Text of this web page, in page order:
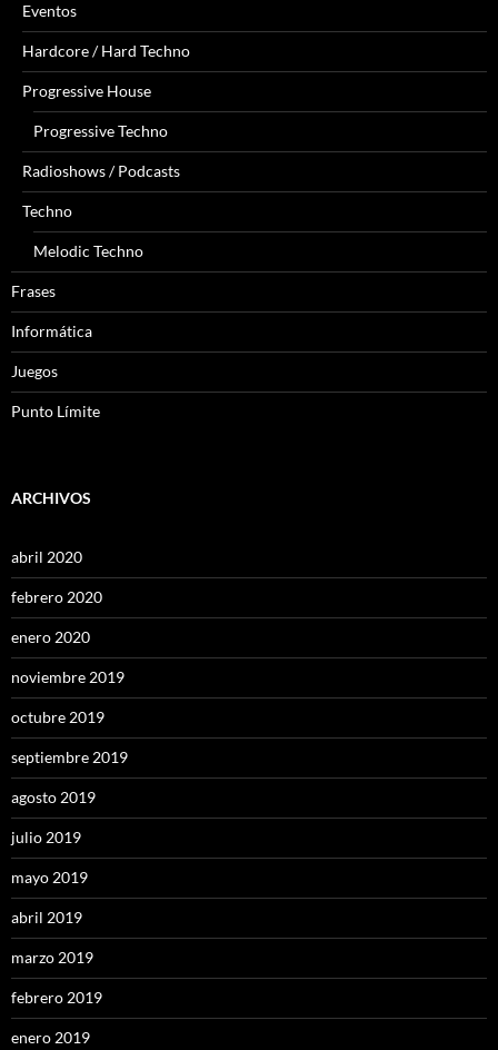
Eventos
Hardcore / Hard Techno
Progressive House
Progressive Techno
Radioshows / Podcasts
Techno
Melodic Techno
Frases
Informática
Juegos
Punto Límite
ARCHIVOS
abril 2020
febrero 2020
enero 2020
noviembre 2019
octubre 2019
septiembre 2019
agosto 2019
julio 2019
mayo 2019
abril 2019
marzo 2019
febrero 2019
enero 2019